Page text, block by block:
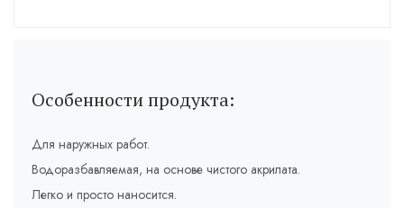
Особенности продукта:
Для наружных работ.
Водоразбавляемая, на основе чистого акрилата.
Легко и просто наносится.